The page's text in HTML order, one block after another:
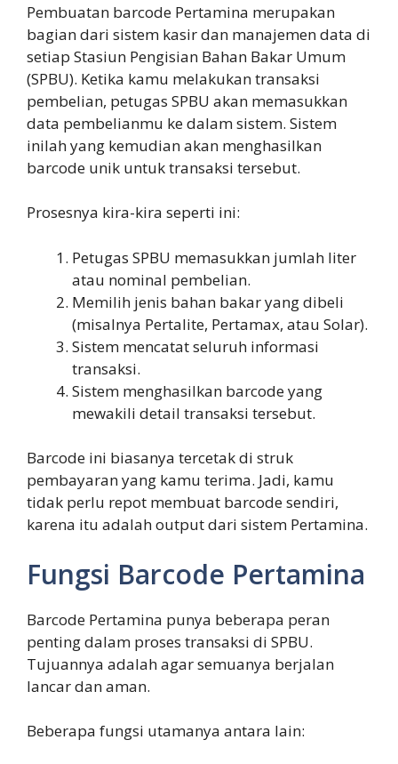
Pembuatan barcode Pertamina merupakan
bagian dari sistem kasir dan manajemen data di
setiap Stasiun Pengisian Bahan Bakar Umum
(SPBU). Ketika kamu melakukan transaksi
pembelian, petugas SPBU akan memasukkan
data pembelianmu ke dalam sistem. Sistem
inilah yang kemudian akan menghasilkan
barcode unik untuk transaksi tersebut.
Prosesnya kira-kira seperti ini:
Petugas SPBU memasukkan jumlah liter
atau nominal pembelian.
Memilih jenis bahan bakar yang dibeli
(misalnya Pertalite, Pertamax, atau Solar).
Sistem mencatat seluruh informasi
transaksi.
Sistem menghasilkan barcode yang
mewakili detail transaksi tersebut.
Barcode ini biasanya tercetak di struk
pembayaran yang kamu terima. Jadi, kamu
tidak perlu repot membuat barcode sendiri,
karena itu adalah output dari sistem Pertamina.
Fungsi Barcode Pertamina
Barcode Pertamina punya beberapa peran
penting dalam proses transaksi di SPBU.
Tujuannya adalah agar semuanya berjalan
lancar dan aman.
Beberapa fungsi utamanya antara lain: